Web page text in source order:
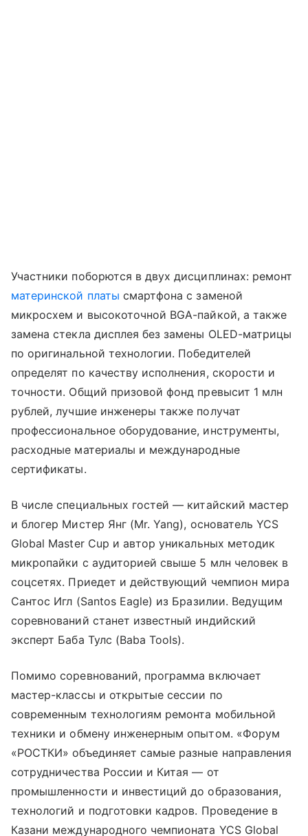
Участники поборются в двух дисциплинах: ремонт
материнской платы смартфона с заменой
микросхем и высокоточной BGA-пайкой, а также
замена стекла дисплея без замены OLED-матрицы
по оригинальной технологии. Победителей
определят по качеству исполнения, скорости и
точности. Общий призовой фонд превысит 1 млн
рублей, лучшие инженеры также получат
профессиональное оборудование, инструменты,
расходные материалы и международные
сертификаты.
В числе специальных гостей — китайский мастер
и блогер Мистер Янг (Mr. Yang), основатель YCS
Global Master Cup и автор уникальных методик
микропайки с аудиторией свыше 5 млн человек в
соцсетях. Приедет и действующий чемпион мира
Сантос Игл (Santos Eagle) из Бразилии. Ведущим
соревнований станет известный индийский
эксперт Баба Тулс (Baba Tools).
Помимо соревнований, программа включает
мастер-классы и открытые сессии по
современным технологиям ремонта мобильной
техники и обмену инженерным опытом. «Форум
«РОСТКИ» объединяет самые разные направления
сотрудничества России и Китая — от
промышленности и инвестиций до образования,
технологий и подготовки кадров. Проведение в
Казани международного чемпионата YCS Global